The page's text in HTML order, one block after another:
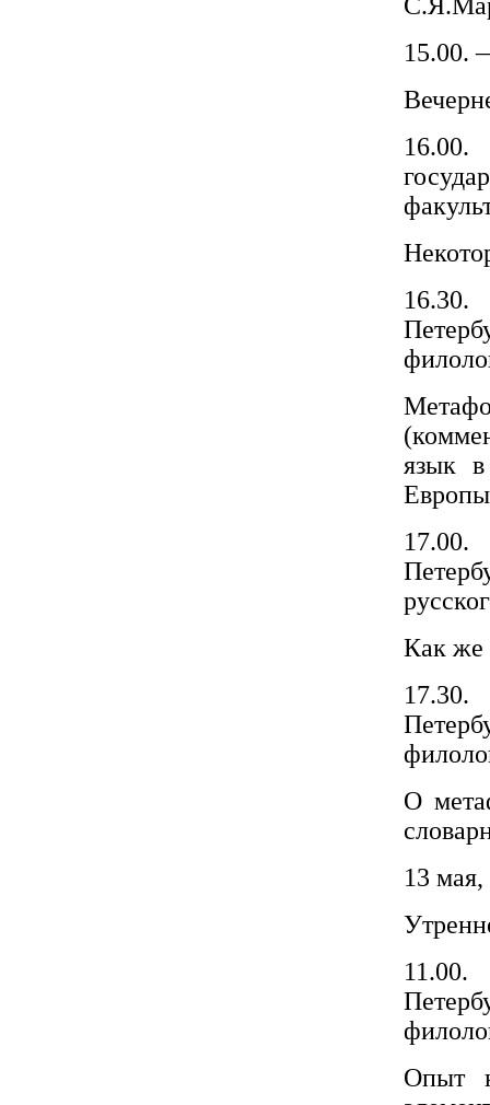
15.00.
16.00.
16.30.
язык
Как же
О
13 мая,
11.00.
Опыт